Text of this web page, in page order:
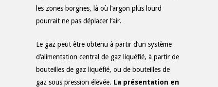
les zones borgnes, là où l’argon plus lourd
pourrait ne pas déplacer l’air.
Le gaz peut être obtenu à partir d’un système
d’alimentation central de gaz liquéfié, à partir de
bouteilles de gaz liquéfié, ou de bouteilles de
gaz sous pression élevée. La présentation en